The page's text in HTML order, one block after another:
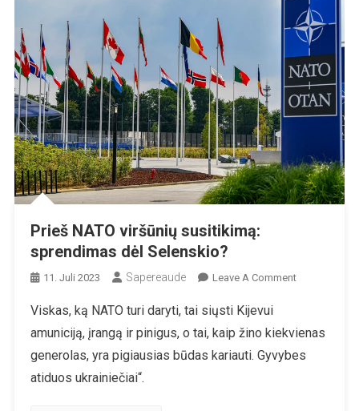
Prieš NATO viršūnių susitikimą:
sprendimas dėl Selenskio?
11. Juli 2023 Sapereaude Leave A CommentOn
Viršūnių
Susitikimą:
Viskas, ką NATO turi daryti, tai siųsti Kijevui
amuniciją, įrangą ir pinigus, o tai, kaip žino kiekvienas
generolas, yra pigiausias būdas kariauti. Gyvybes
atiduos ukrainiečiai“.